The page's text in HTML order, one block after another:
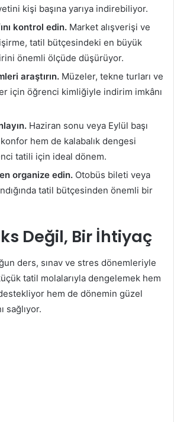
kişi başına yarıya indirebiliyor.
kontrol edin. Market alışverişi ve
tatil bütçesindeki en büyük
önemli ölçüde düşürüyor.
araştırın. Müzeler, tekne turları ve
için öğrenci kimliğiyle indirim imkânı
Haziran sonu veya Eylül başı
hem de kalabalık dengesi
tatili için ideal dönem.
organize edin. Otobüs bileti veya
tatil bütçesinden önemli bir
Değil, Bir İhtiyaç
ders, sınav ve stres dönemleriyle
tatil molalarıyla dengelemek hem
hem de dönemin güzel
sağlıyor.